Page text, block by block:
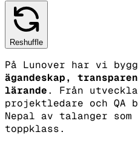
Reshuffle
På Lunover har vi
ägandeskap,
lärande. Från
projektledare och QA
Nepal av talanger
toppklass.